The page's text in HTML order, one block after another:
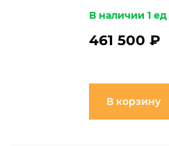
В наличии 1 ед
461 500 ₽
В корзину